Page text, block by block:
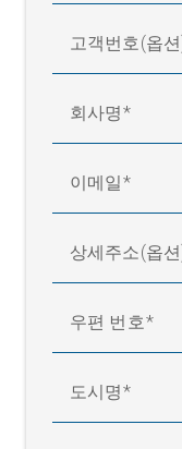
고객번호(옵
회사명
이메일
상세주소(옵
우편 번호
도시명